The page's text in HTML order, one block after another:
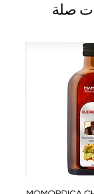
جاهز للشحن في 1-3 أيام عمل بعد إتمام
التتبع لجميع الطلبات.
أوروبا: 2-4 أيام عمل
- كندا: 2-5 أيام
لبقية العالم: 2-5 أيام
من المستلزمات ، يرجى
الاتصال بنا على:
صلة